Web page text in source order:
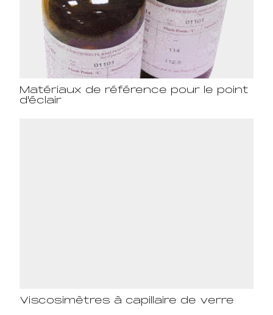
Matériaux de référence pour le point
d'éclair
Viscosimètres à capillaire de verre